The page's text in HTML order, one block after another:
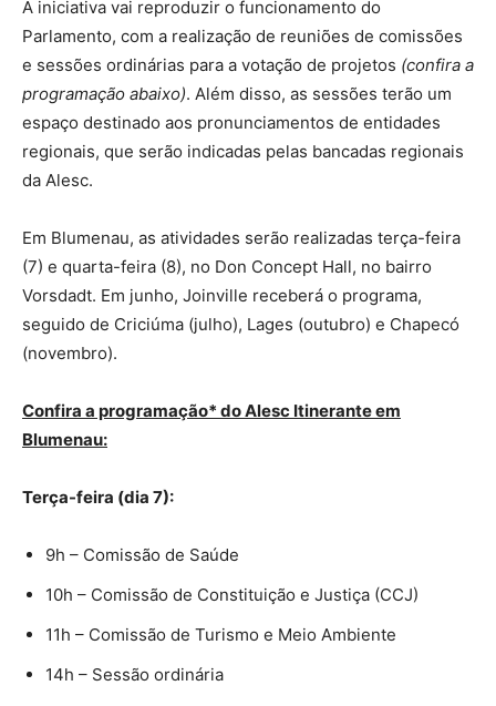
A iniciativa vai reproduzir o funcionamento do
Parlamento, com a realização de reuniões de comissões
e sessões ordinárias para a votação de projetos (confira a
programação abaixo). Além disso, as sessões terão um
espaço destinado aos pronunciamentos de entidades
regionais, que serão indicadas pelas bancadas regionais
da Alesc.
Em Blumenau, as atividades serão realizadas terça-feira
(7) e quarta-feira (8), no Don Concept Hall, no bairro
Vorsdadt. Em junho, Joinville receberá o programa,
seguido de Criciúma (julho), Lages (outubro) e Chapecó
(novembro).
Confira a programação* do Alesc Itinerante em
Blumenau:
Terça-feira (dia 7):
9h – Comissão de Saúde
10h – Comissão de Constituição e Justiça (CCJ)
11h – Comissão de Turismo e Meio Ambiente
14h – Sessão ordinária